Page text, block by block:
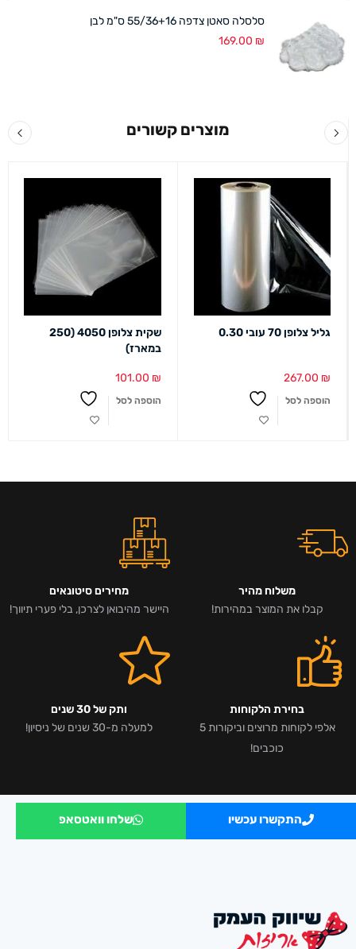
סלסלה סאטן צדפה 55/36+16 ס"מ לבן
169.00 ₪
מוצרים קשורים
גליל צלופן 70 עובי 0.30
267.00 ₪
הוספה לסל
שקית צלופן 4050 (250
במארז)
101.00 ₪
הוספה לסל
משלוח מהיר
קבלו את המוצר במהירות!
מחירים סיטונאים
היישר מהיבואן לצרכן, בלי פערי תיווך!
בחירת הלקוחות
אלפי לקוחות מרוצים וביקורות 5
כוכבים!
ותק של 30 שנים
למעלה מ-30 שנים של ניסיון!
התקשרו עכשיו שלחו וואטסאפ